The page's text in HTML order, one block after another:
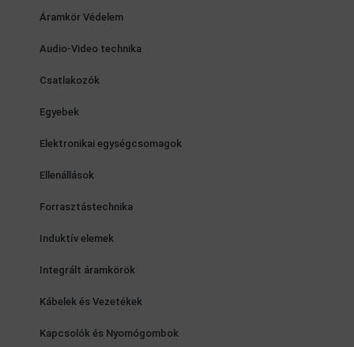
Áramkör Védelem
Audio-Video technika
Csatlakozók
Egyebek
Elektronikai egységcsomagok
Ellenállások
Forrasztástechnika
Induktív elemek
Integrált áramkörök
Kábelek és Vezetékek
Kapcsolók és Nyomógombok